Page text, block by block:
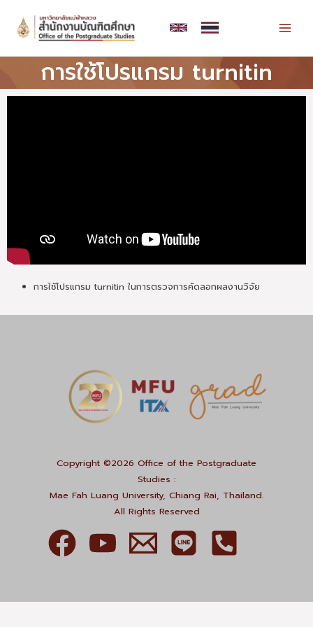
content
การใช้โปรแกรม turnitin
การใช้โปรแกรม turnitin ในการตรวจการคัดลอกผลงานวิจัย
Copyright ©2026 Office of the Postgraduate
Studies :
Mae Fah Luang University, Chiang Rai, Thailand.
All Rights Reserved